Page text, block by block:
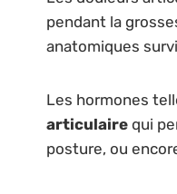
pendant la
anatomiques
Les hormones
articulaire qui
posture, ou